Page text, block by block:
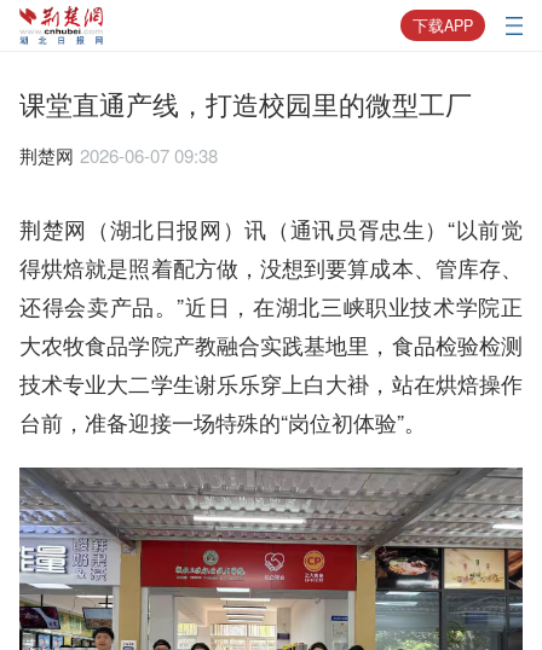
下载APP
课堂直通产线，打造校园里的微型工厂
荆楚网 2026-06-07 09:38
荆楚网（湖北日报网）讯（通讯员胥忠生）“以前觉
得烘焙就是照着配方做，没想到要算成本、管库存、
还得会卖产品。”近日，在湖北三峡职业技术学院正
大农牧食品学院产教融合实践基地里，食品检验检测
技术专业大二学生谢乐乐穿上白大褂，站在烘焙操作
台前，准备迎接一场特殊的“岗位初体验”。